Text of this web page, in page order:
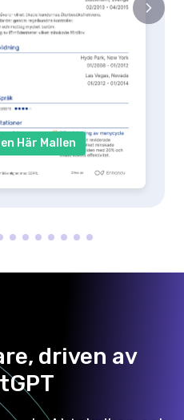
Här Mallen
driven av